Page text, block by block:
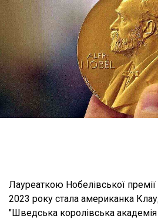
Лауреаткою Нобелівської
2023 року стала американка
"Шведська королівська